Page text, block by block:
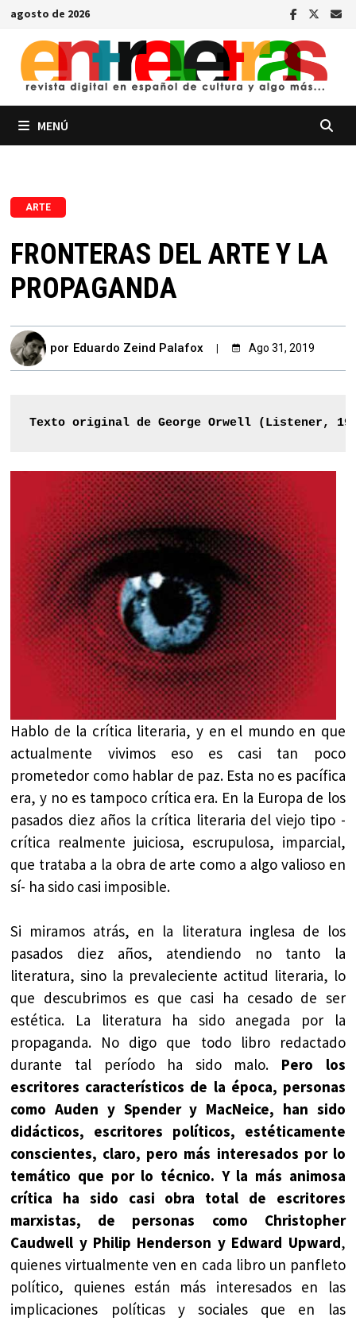
Saltar
contenido
agosto de 2026
MENÚ
ARTE
FRONTERAS DEL ARTE Y LA
PROPAGANDA
por Eduardo Zeind Palafox Ago 31, 2019
Texto original de George Orwell (Listener,
Hablo de la crítica literaria, y en el mundo en que
actualmente vivimos eso es casi tan poco
prometedor como hablar de paz. Esta no es pacífica
era, y no es tampoco crítica era. En la Europa de los
pasados diez años la crítica literaria del viejo tipo -
crítica realmente juiciosa, escrupulosa, imparcial,
que trataba a la obra de arte como a algo valioso en
sí- ha sido casi imposible.
Si miramos atrás, en la literatura inglesa de los
pasados diez años, atendiendo no tanto la
literatura, sino la prevaleciente actitud literaria, lo
que descubrimos es que casi ha cesado de ser
estética. La literatura ha sido anegada por la
propaganda. No digo que todo libro redactado
durante tal período ha sido malo. Pero los
escritores característicos de la época, personas
como Auden y Spender y MacNeice, han sido
didácticos, escritores políticos, estéticamente
conscientes, claro, pero más interesados por lo
temático que por lo técnico. Y la más animosa
crítica ha sido casi obra total de escritores
marxistas, de personas como Christopher
Caudwell y Philip Henderson y Edward Upward,
quienes virtualmente ven en cada libro un panfleto
político, quienes están más interesados en las
implicaciones políticas y sociales que en las